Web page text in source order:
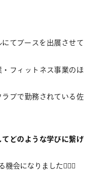
にてブースを出展させて
フィットネス事業のほ
ブで勤務されている佐
てどのような学びに繋げ
会になりました🤸🏻‍♂️